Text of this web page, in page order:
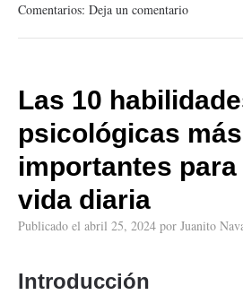
Comentarios: Deja un comentario
Las 10
psicológicas más
importantes
vida diaria
Publicado el abril 25, 2024 por Juanito
Introducción